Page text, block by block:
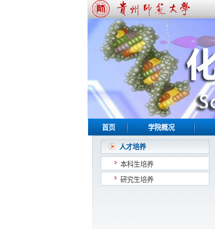
首页 学院概况
人才培养
本科生培养
研究生培养